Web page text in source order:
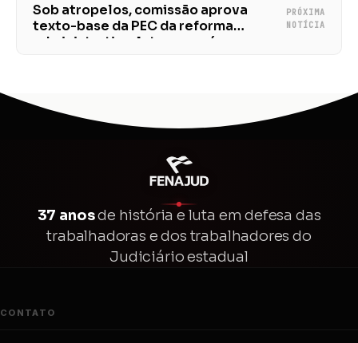
Sob atropelos, comissão aprova
texto-base da PEC da reforma
administrativa; luta agora é no
PRÓXIMA
NOTÍCIA
37 anosde história e luta em defesa das
trabalhadoras e dos trabalhadores do
Judiciário estadual
CONTATO